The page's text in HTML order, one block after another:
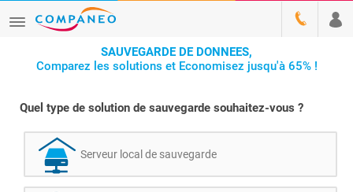
SAUVEGARDE DE DONNEES,
Comparez les solutions et Economisez jusqu'à 65% !
Quel type de solution de sauvegarde souhaitez-vous ?
Serveur local de sauvegarde